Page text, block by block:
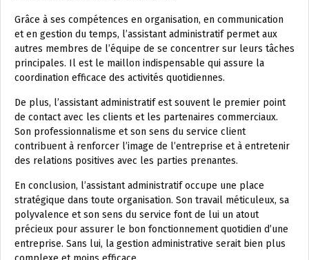
Grâce à ses compétences en organisation, en communication
et en gestion du temps, l’assistant administratif permet aux
autres membres de l’équipe de se concentrer sur leurs tâches
principales. Il est le maillon indispensable qui assure la
coordination efficace des activités quotidiennes.
De plus, l’assistant administratif est souvent le premier point
de contact avec les clients et les partenaires commerciaux.
Son professionnalisme et son sens du service client
contribuent à renforcer l’image de l’entreprise et à entretenir
des relations positives avec les parties prenantes.
En conclusion, l’assistant administratif occupe une place
stratégique dans toute organisation. Son travail méticuleux, sa
polyvalence et son sens du service font de lui un atout
précieux pour assurer le bon fonctionnement quotidien d’une
entreprise. Sans lui, la gestion administrative serait bien plus